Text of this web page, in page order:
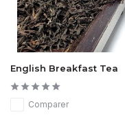
English Breakfast Tea
Comparer